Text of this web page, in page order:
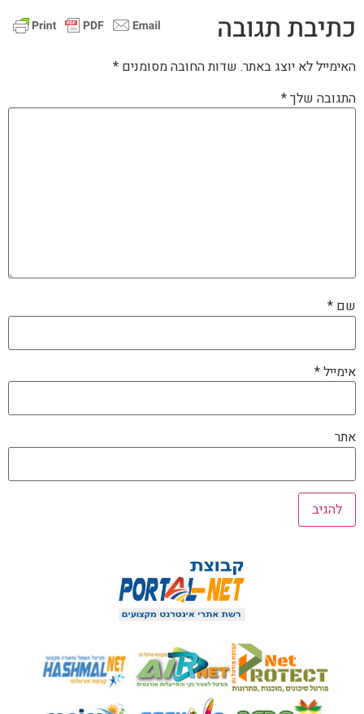
כתיבת תגובה
האימייל לא יוצג באתר. שדות החובה מסומנים *
התגובה שלך*
שם *
אימייל*
אתר